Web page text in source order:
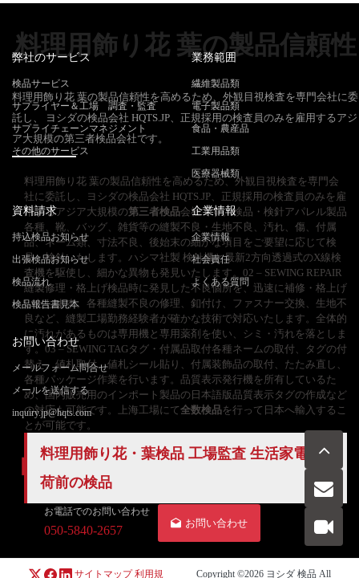
料理用飾り花 葉の製品信頼性
料理用飾り花 葉の製品信頼性を高めるため、外観目視検査を専門会社に委
託し、 ヨシダの検品会社 HQTS.JP、正規採用の検査員のみを雇用するアジ
ア大規模の第三者検品会社です。
料理用飾り花 葉の製品信頼性を高めるため、外観目視検査を専門会
社に委託し、ヨシダの検品会社 HQTS.JP、正規採用の検査員のみを雇
用するアジア大規模の第三者検品会社です。検品・検針アパレル製品
各種、靴、バッグ、雑貨等の縫製不良・生地不良、汚れ、傷、付属
品、ネーム類、寸法不良、後始末の細かな項目をご要望に応じて検
品・検針いたします。ハシマ社製 検針機と最新2方向透過式のX線検
査機を駆使し、細かな異物も発見いたします。02 – SEWING REPAIR
縫製修理・格上げ検品時に発見した不良個所を、迅速に補修・格上げ
いたします。各種縫製不良の修理、釦付け、ファスナー交換、生地不
良など、縫製工場勤務経験者が確かな技術で対応いたします。全体的
に汚れがあるものは専用機と専用薬剤を使い、シミ・汚れを落としま
す。03 – SEWING TAGタグ・付属品取付各種ネームの取付、タグの付
替え、値札取付、値札シール貼り、付属装飾品の取付、たたみ直し、
各種パッケージ作業を行います。品質表示発行機を所有しているた
め、国内販売用のインポート製品の日本語版品質表示タグの作成など
の対応も可能です。上海工場にて全数検品を行って日本へ輸入するこ
とが可能です。
料理用飾り花・葉検品 工場監査 生活家電 出
荷前の検品
弊社のサービス
検品サービス
サプライヤー＆工場 調査・監査
サプライチェーンマネジメント
その他のサービス
業務範囲
繊維製品類
電子製品類
食品・農産品
工業用品類
医療器械類
資料請求
持込検品お知らせ
出張検品お知らせ
検品流れ
検品報告書見本
企業情報
企業情報
社会責任
よくある質問
お問い合わせ
メールフォーム問合せ
メールを送信する
inquiry.jp@hqts.com
お電話でのお問い合わせ
050-5840-2657
お問い合わせ
サイトマップ 利用規 Copyright ©2026 ヨシダ 検品 All